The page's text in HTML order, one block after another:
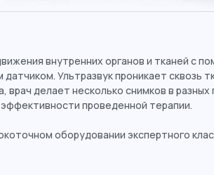
внутренних органов и тканей с
Ультразвук проникает сквозь
делает несколько снимков в разных
проведенной терапии.
оборудовании экспертного